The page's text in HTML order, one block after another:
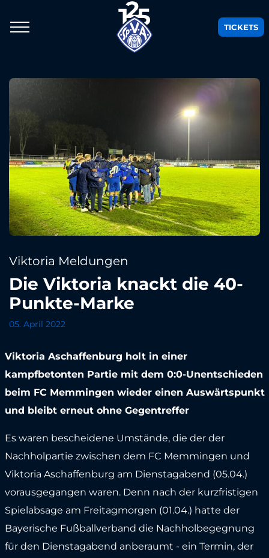
TICKETS
Viktoria Meldungen
Die Viktoria knackt die 40-
Punkte-Marke
05. April 2022
Viktoria Aschaffenburg holt in einer
kampfbetonten Partie mit dem 0:0-Unentschieden
beim FC Memmingen wieder einen Auswärtspunkt
und bleibt erneut ohne Gegentreffer
Es waren bescheidene Umstände, die der der
Nachholpartie zwischen dem FC Memmingen und
Viktoria Aschaffenburg am Dienstagabend (05.04.)
vorausgegangen waren. Denn nach der kurzfristigen
Spielabsage am Freitagmorgen (01.04.) hatte der
Bayerische Fußballverband die Nachholbegegnung
für den Dienstagabend anberaumt - ein Termin, der